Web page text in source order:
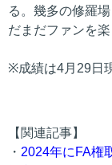
る。幾多の修羅
だまだファンを
※成績は4月29日
【関連記事】
・ 2024年にFA権